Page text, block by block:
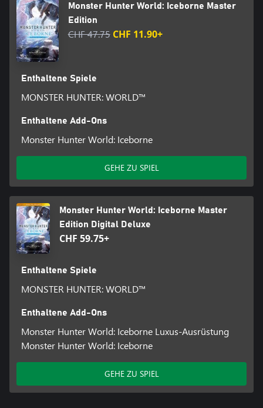
Monster Hunter World: Iceborne Master
Edition
CHF 47.75 CHF 11.90+
Enthaltene Spiele
MONSTER HUNTER: WORLD™
Enthaltene Add-Ons
Monster Hunter World: Iceborne
GEHE ZU SPIEL
Monster Hunter World: Iceborne Master
Edition Digital Deluxe
CHF 59.75+
Enthaltene Spiele
MONSTER HUNTER: WORLD™
Enthaltene Add-Ons
Monster Hunter World: Iceborne Luxus-Ausrüstung
Monster Hunter World: Iceborne
GEHE ZU SPIEL